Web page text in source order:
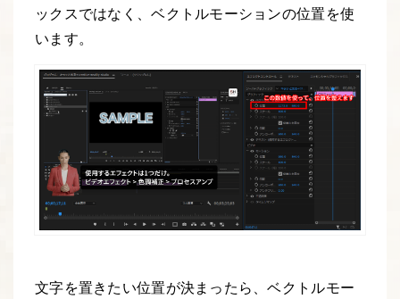
ックスではなく、ベクトルモーションの位置を使
います。
文字を置きたい位置が決まったら、ベクトルモー